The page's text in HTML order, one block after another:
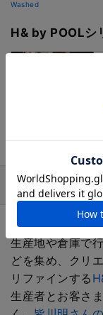
Washed
H& by POOLシ
ブランド
H& by POOL（ハ
生産地や倉庫で
どを集め、クリ
リファインする
生産者とお客さ